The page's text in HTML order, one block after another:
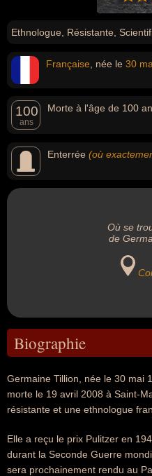
Ethnologue, Résistante,
Française , née le 30
100
ans
Morte à l'âge de 100
Enterrée (où
Où se
de
Biographie
Germaine Tillion, née le 30 mai
morte le 19 avril 2008 à Saint-
résistante et une ethnologue
Elle a reçu le prix Pulitzer en
durant la Seconde Guerre
sera prochainement rendu au